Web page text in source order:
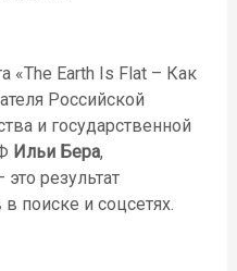
«The Earth Is Flat – Как
Российской
и государственной
Ильи Бера,
результат
поиске и соцсетях.